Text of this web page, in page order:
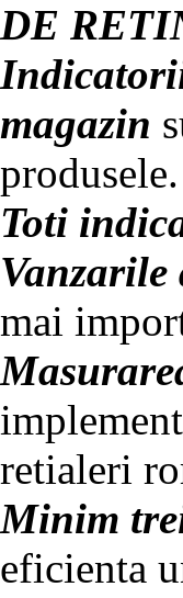
DE
magazin
produsele.
Toti
Vanzarile
mai
retialeri
Minim
eficienta